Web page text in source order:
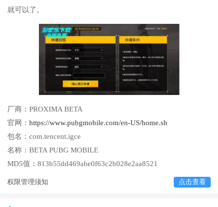
就可以了。
厂商： PROXIMA BETA
官网： https://www.pubgmobile.com/en-US/home.sh
包名： com.tencent.igce
名称： BETA PUBG MOBILE
MD5值： 813b55dd469abe0f63c2b028e2aa8521
权限管理须知 点击查看